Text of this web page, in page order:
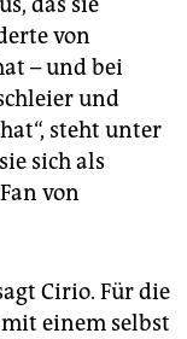
von
– und bei
und
steht unter
sich als
von
Cirio. Für die
einem selbst